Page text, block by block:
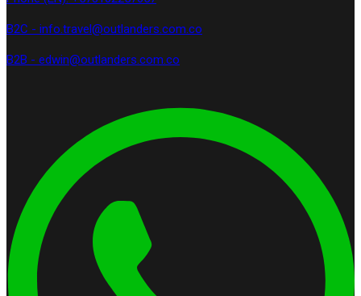
B2C - info.travel@outlanders.com.co
B2B - edwin@outlanders.com.co